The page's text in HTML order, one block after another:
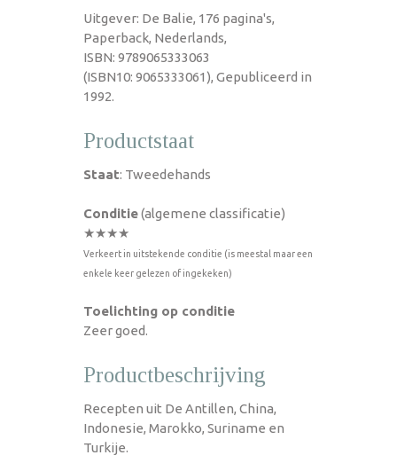
Uitgever: De Balie, 176 pagina's,
Paperback, Nederlands,
ISBN: 9789065333063
(ISBN10: 9065333061), Gepubliceerd in
1992.
Productstaat
Staat: Tweedehands
Conditie(algemene classificatie)
★★★★
Verkeert in uitstekende conditie (is meestal maar een
enkele keer gelezen of ingekeken)
Toelichting op conditie
Zeer goed.
Productbeschrijving
Recepten uit De Antillen, China,
Indonesie, Marokko, Suriname en
Turkije.